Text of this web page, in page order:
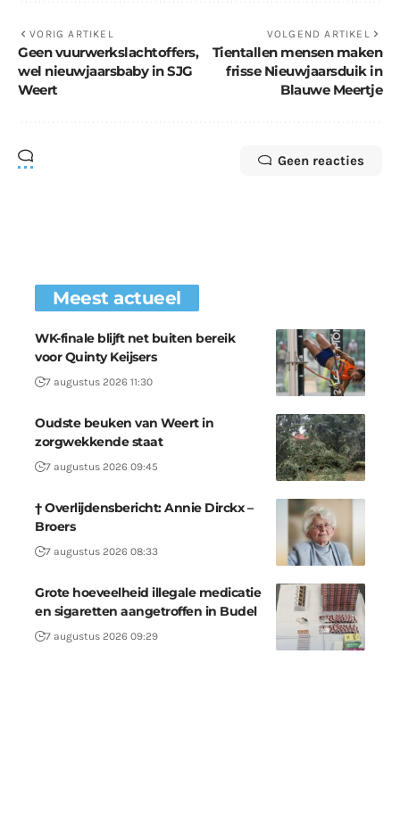
VORIG ARTIKEL
Geen vuurwerkslachtoffers,
wel nieuwjaarsbaby in SJG
Weert
VOLGEND ARTIKEL
Tientallen mensen maken
frisse Nieuwjaarsduik in
Blauwe Meertje
Geen reacties
Meest actueel
WK-finale blijft net buiten bereik
voor Quinty Keijsers
7 augustus 2026 11:30
Oudste beuken van Weert in
zorgwekkende staat
7 augustus 2026 09:45
† Overlijdensbericht: Annie Dirckx –
Broers
7 augustus 2026 08:33
Grote hoeveelheid illegale medicatie
en sigaretten aangetroffen in Budel
7 augustus 2026 09:29